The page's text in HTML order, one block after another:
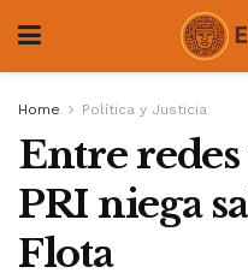
Home Política y Justicia
Entre redes
PRI niega
Flota